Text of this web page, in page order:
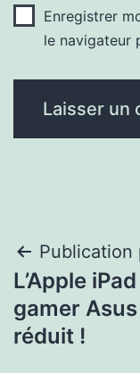
Enregistrer
le navigateur
de
l’article
Publication
L’Apple
gamer
réduit !